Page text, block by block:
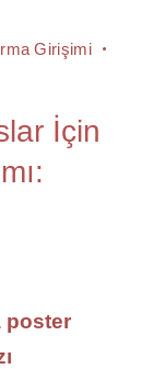
Girişimi
İçin
poster